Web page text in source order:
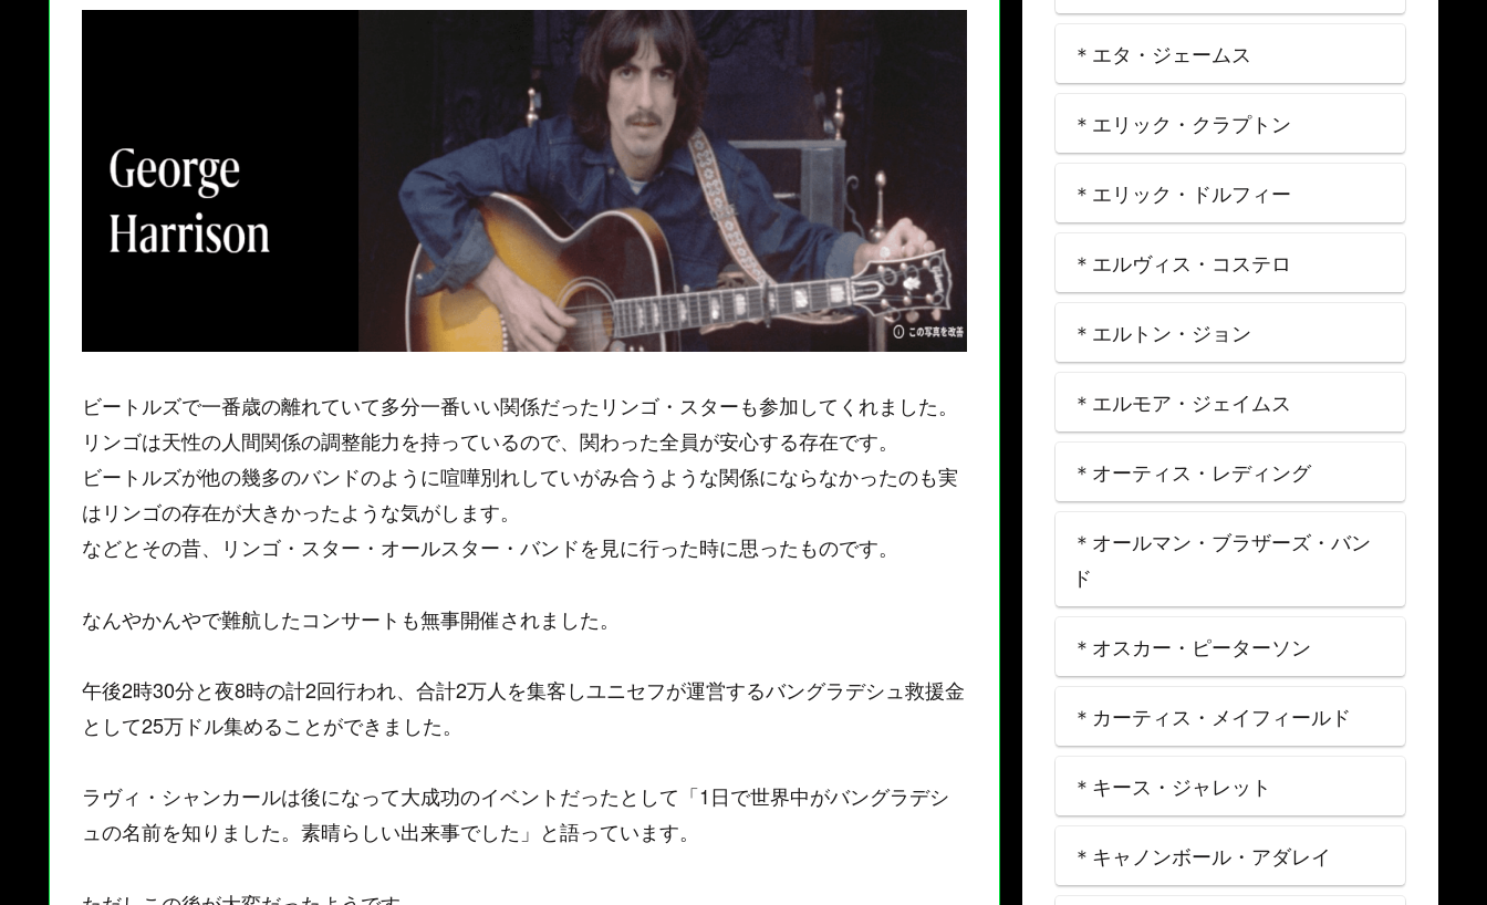
ビートルズで一番歳の離れていて多分一番いい関係だったリンゴ・スターも参加してくれました。
リンゴは天性の人間関係の調整能力を持っているので、関わった全員が安心する存在です。
ビートルズが他の幾多のバンドのように喧嘩別れしていがみ合うような関係にならなかったのも実
はリンゴの存在が大きかったような気がします。
などとその昔、リンゴ・スター・オールスター・バンドを見に行った時に思ったものです。
なんやかんやで難航したコンサートも無事開催されました。
午後2時30分と夜8時の計2回行われ、合計2万人を集客しユニセフが運営するバングラデシュ救援金
として25万ドル集めることができました。
ラヴィ・シャンカールは後になって大成功のイベントだったとして「1日で世界中がバングラデシ
ュの名前を知りました。素晴らしい出来事でした」と語っています。
＊エタ・ジェームス
＊エリック・クラプトン
＊エリック・ドルフィー
＊エルヴィス・コステロ
＊エルトン・ジョン
＊エルモア・ジェイムス
＊オーティス・レディング
＊オールマン・ブラザーズ・バン
ド
＊オスカー・ピーターソン
＊カーティス・メイフィールド
＊キース・ジャレット
＊キャノンボール・アダレイ